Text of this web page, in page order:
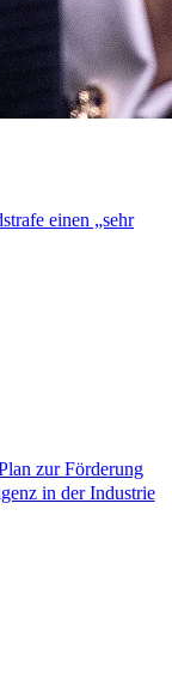
einen „sehr
zur Förderung
in der Industrie